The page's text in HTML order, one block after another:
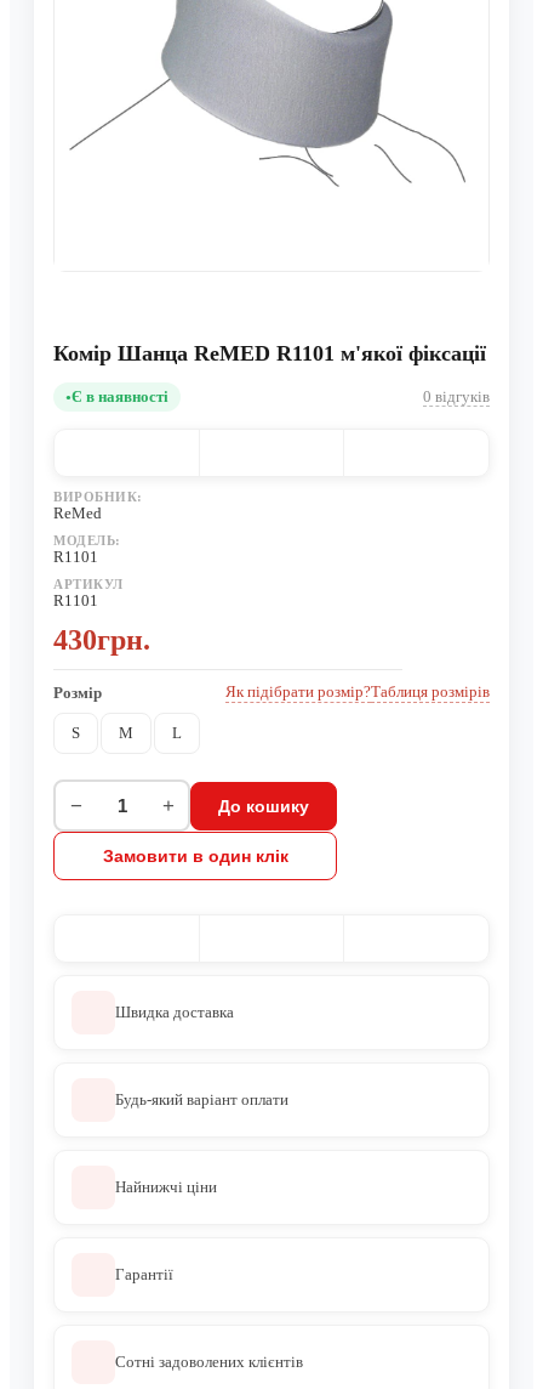
Комір Шанца ReMED R1101 м'якої фіксації
Є в наявності 0 відгуків
ВИРОБНИК:
ReMed
МОДЕЛЬ:
R1101
АРТИКУЛ
R1101
430грн.
Розмір Як підібрати розмір?Таблиця розмірів
S M L
− + До кошику
Замовити в один клік
Швидка доставка
Будь-який варіант оплати
Найнижчі ціни
Гарантії
Сотні задоволених клієнтів